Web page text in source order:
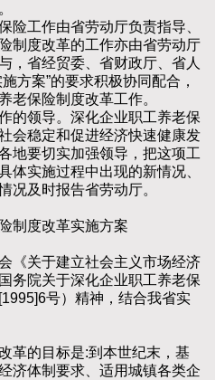
工作由省劳动厅负责指导、
制度改革的工作亦由省劳动厅
，省经贸委、省财政厅、省人
方案”的要求积极协同配合，
老保险制度改革工作。
领导。深化企业职工养老保
会稳定和促进经济快速健康发
地要切实加强领导，把这项工
体实施过程中出现的新情况、
况及时报告省劳动厅。
度改革实施方案
关于建立社会主义市场经济
务院关于深化企业职工养老保
号）精神，结合我省实
的目标是:到本世纪末，基
济体制要求、适用城镇各类企